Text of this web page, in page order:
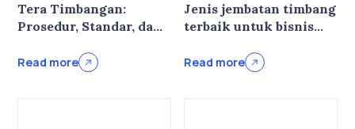
Tera Timbangan:
Prosedur, Standar, dan
Akurasi
Read more
Jenis jembatan timbang
terbaik untuk bisnis
Read more